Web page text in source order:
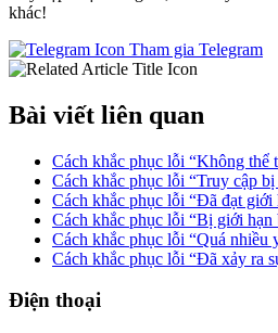
khác!
Tham gia Telegram
Bài viết liên quan
Cách khắc phục lỗi “Không thể
Cách khắc phục lỗi “Truy cập
Cách khắc phục lỗi “Đã đạt giới
Cách khắc phục lỗi “Bị giới
Cách khắc phục lỗi “Quá nhiều
Cách khắc phục lỗi “Đã xảy ra
Điện thoại